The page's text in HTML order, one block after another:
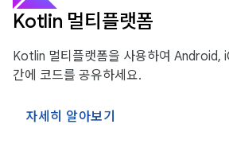
Kotlin 멀티플랫폼
Kotlin 멀티플랫폼을 사용하여 Android,
간에 코드를 공유하세요.
자세히 알아보기